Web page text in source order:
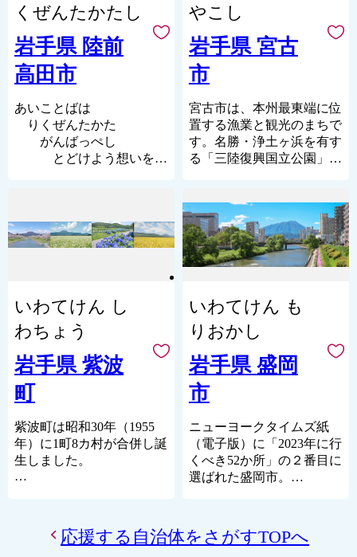
用し木炭や雑穀、新鮮な野
菜など多くの食材と、これ
らを原料とした特産品やお
菓子など魅力的な商品をお
礼の品としてご用意してお
軽米町への応援よろしく
お願いします！
自然と文化が融合した美味
しい食と温かい人柄の村へ
ぜひお越しください。
史跡も数多く残されていま
す。
ナイター設備のある村営く
のへスキー場は、ファミリ
ースキー場として、近隣市
八戸市）からも多くのスキ
ーヤーが訪れ、にぎわいを
見せており、その他にもパ
ークゴルフ場やテニスコー
産業としてはふるさと納税
返礼品にも登場している養
等も盛んです。
な集落遺跡「御所野遺跡」
を有しています。「御所野
遺跡」は「北海道・北東北
の縄文遺跡群」の構成資産
の１つとして、2021年7月
に世界文化遺産に登録され
ました。
■自然
一戸町奥中山高原では、豊
スノーが自慢の奥中山高原
スキー場をはじめ、全国屈
指の星空を望める天文台や
天然温泉など、大自然のも
たらす豊かな恵みを堪能で
■交通
一戸町は岩手県北部に位置
し、町の中央を国道４号と
IGRいわて銀河鉄道が縦断
しているため、車や鉄道で
の往来に適しています。ま
ている八戸自動車道一戸IC
が設置されており、近隣の
都市部への交通の便にも恵
まれています。さらに、隣
駅があり、首都圏へのアク
セスにも優れています。
くぜんたかたし
岩手県 陸前
高田市
あいことばは
りくぜんたかた
がんばっぺし
とどけよう想いを
の東日本大震災で壊滅的な
被害を受けましたが、2025
ド整備は終了いたしまし
た。
全国各地から陸前高田市へ
ご支援いただき、お礼申し
上げます。
〇陸前高田市の魅力
春は桜、気仙川での渓流魚
釣り、自然の中で温かな日
差しを受け、
夏は山車がぶつかる七夕、
の稲穂が揺れています。
やこし
岩手県 宮古
市
宮古市は、本州最東端に位
置する漁業と観光のまちで
す。名勝・浄土ヶ浜を有す
る「三陸復興国立公園」、
峰山を中心とした「早池峰
国定公園」をはじめ、豊か
な自然に恵まれています。
また、当市を含む三陸地域
や大地の成り立ちを知るこ
とのできる日本ジオパーク
に認定されています。
平成23年3月11日に発生し
た東日本大震災では、大津
波により当市の多くの尊い
した。以来、全国の皆様か
ら多大なるご支援をいただ
き、感謝の念に堪えませ
ん。今まさに市民一丸とな
宮古市は、必ずや復興いた
します。
いわてけん し
わちょう
岩手県 紫波
町
紫波町は昭和30年（1955
年）に1町8カ村が合併し誕
生しました。
北上川が中央を流れ、東は
北上高地、西は奥羽山脈ま
いわてけん も
りおかし
岩手県 盛岡
市
ニューヨークタイムズ紙
（電子版）に「2023年に行
くべき52か所」の２番目に
選ばれた盛岡市。
です。戦国時代に築城され
た盛岡城の城下町の雰囲気
応援する自治体をさがすTOPへ